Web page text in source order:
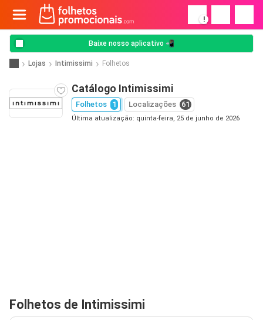
!
Baixe nosso aplicativo 📲
Lojas Intimissimi Folhetos
Catálogo Intimissimi
Folhetos 1 Localizações 61
Última atualização: quinta-feira, 25 de junho de 2026
Folhetos de Intimissimi